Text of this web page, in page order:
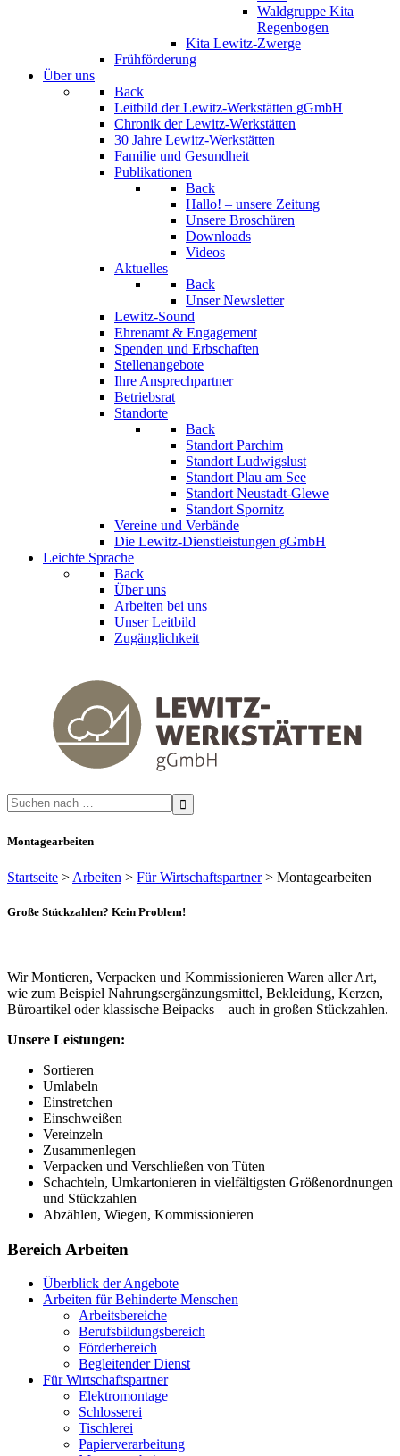
Waldgruppe Kita
Regenbogen
Kita Lewitz-Zwerge
Frühförderung
Über uns
Back
Leitbild der Lewitz-Werkstätten gGmbH
Chronik der Lewitz-Werkstätten
30 Jahre Lewitz-Werkstätten
Familie und Gesundheit
Publikationen
Back
Hallo! – unsere Zeitung
Unsere Broschüren
Downloads
Videos
Aktuelles
Back
Unser Newsletter
Lewitz-Sound
Ehrenamt & Engagement
Spenden und Erbschaften
Stellenangebote
Ihre Ansprechpartner
Betriebsrat
Standorte
Back
Standort Parchim
Standort Ludwigslust
Standort Plau am See
Standort Neustadt-Glewe
Standort Spornitz
Vereine und Verbände
Die Lewitz-Dienstleistungen gGmbH
Leichte Sprache
Back
Über uns
Arbeiten bei uns
Unser Leitbild
Zugänglichkeit
Search
for:
Montagearbeiten
Startseite > Arbeiten > Für Wirtschaftspartner> Montagearbeiten
Große Stückzahlen? Kein Problem!
Wir Montieren, Verpacken und Kommissionieren Waren aller Art,
wie zum Beispiel Nahrungsergänzungsmittel, Bekleidung, Kerzen,
Büroartikel oder klassische Beipacks – auch in großen Stückzahlen.
Unsere Leistungen:
Sortieren
Umlabeln
Einstretchen
Einschweißen
Vereinzeln
Zusammenlegen
Verpacken und Verschließen von Tüten
Schachteln, Umkartonieren in vielfältigsten Größenordnungen
und Stückzahlen
Abzählen, Wiegen, Kommissionieren
Bereich Arbeiten
Überblick der Angebote
Arbeiten für Behinderte Menschen
Arbeitsbereiche
Berufsbildungsbereich
Förderbereich
Begleitender Dienst
Für Wirtschaftspartner
Elektromontage
Schlosserei
Tischlerei
Papierverarbeitung